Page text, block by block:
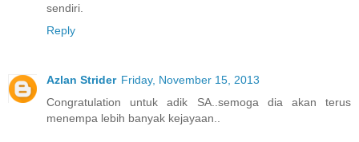
sendiri.
Reply
Azlan Strider Friday, November 15, 2013
Congratulation untuk adik SA..semoga dia akan terus
menempa lebih banyak kejayaan..